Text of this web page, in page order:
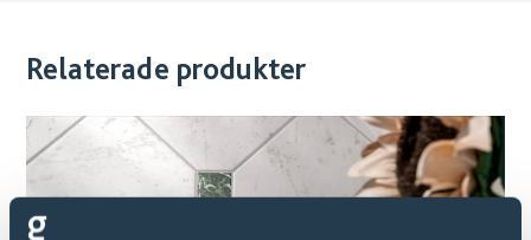
Relaterade produkter